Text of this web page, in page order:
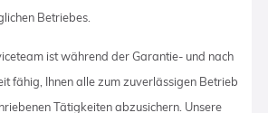
Betriebes.
ist während der Garantie- und nach
fähig, Ihnen alle zum zuverlässigen Betrieb
Tätigkeiten abzusichern. Unsere